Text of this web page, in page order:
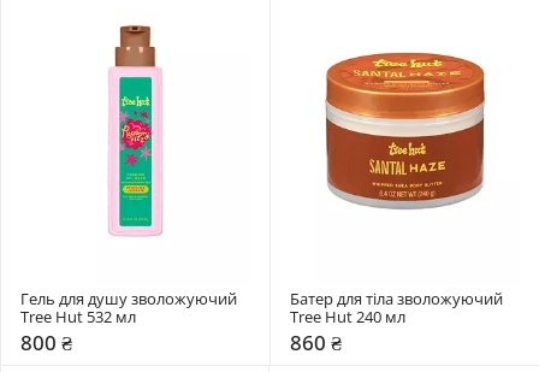
Гель для душу зволожуючий
Tree Hut 532 мл
800 ₴
Батер для тіла зволожуючий
860 ₴